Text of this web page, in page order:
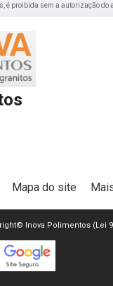
é proibida sem a autorização
Mapa do site
Inova Polimentos (Lei